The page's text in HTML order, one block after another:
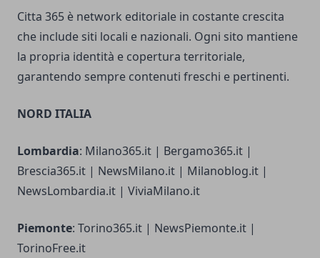
Citta 365 è network editoriale in costante crescita
che include siti locali e nazionali. Ogni sito mantiene
la propria identità e copertura territoriale,
garantendo sempre contenuti freschi e pertinenti.
NORD ITALIA
Lombardia: Milano365.it | Bergamo365.it |
Brescia365.it | NewsMilano.it | Milanoblog.it |
NewsLombardia.it | ViviaMilano.it
Piemonte: Torino365.it | NewsPiemonte.it |
TorinoFree.it